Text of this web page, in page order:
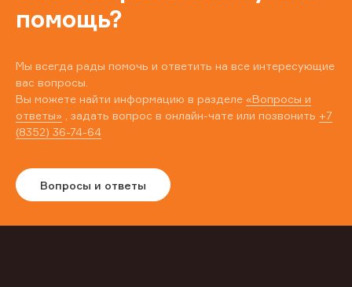
помощь?
Мы всегда рады помочь и ответить на все интересующие
вас вопросы.
Вы можете найти информацию в разделе «Вопросы и
ответы» , задать вопрос в онлайн-чате или позвонить +7
(8352) 36-74-64
Вопросы и ответы